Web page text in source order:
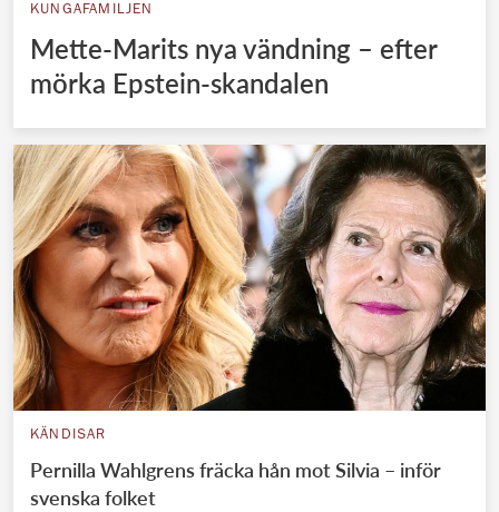
KUNGAFAMILJEN
Mette-Marits nya vändning – efter
mörka Epstein-skandalen
KÄNDISAR
Pernilla Wahlgrens fräcka hån mot Silvia – inför
svenska folket